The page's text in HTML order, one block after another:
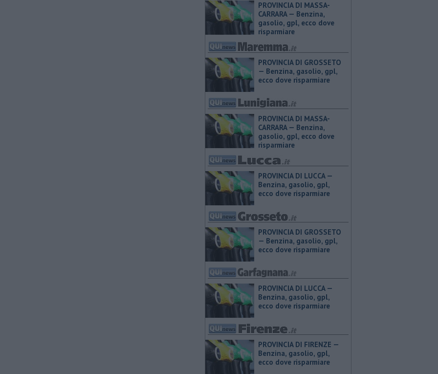
PROVINCIA DI MASSA-
CARRARA — ​Benzina,
gasolio, gpl, ecco dove
risparmiare
PROVINCIA DI GROSSETO
— ​Benzina, gasolio, gpl,
ecco dove risparmiare
PROVINCIA DI MASSA-
CARRARA — ​Benzina,
gasolio, gpl, ecco dove
risparmiare
PROVINCIA DI LUCCA — ​
Benzina, gasolio, gpl,
ecco dove risparmiare
PROVINCIA DI GROSSETO
— ​Benzina, gasolio, gpl,
ecco dove risparmiare
PROVINCIA DI LUCCA — ​
Benzina, gasolio, gpl,
ecco dove risparmiare
PROVINCIA DI FIRENZE — ​
Benzina, gasolio, gpl,
ecco dove risparmiare